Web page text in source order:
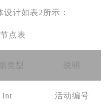
计如表2所示：
点表
类型 说明
Int 活动编号